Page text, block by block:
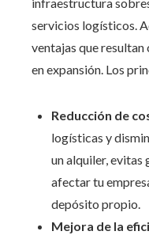
servicios logísticos.
ventajas que resultan
en expansión. Los
Reducción de
logísticas y
un alquiler, evitas
afectar tu
depósito propio.
Mejora de la